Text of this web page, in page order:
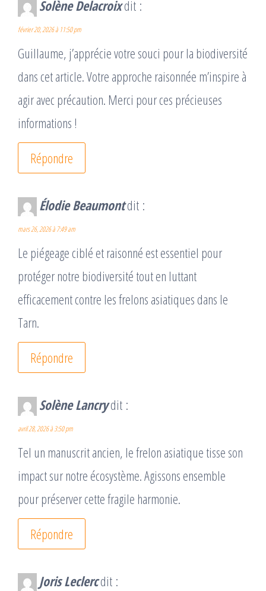
Solène Delacroixdit :
février 20, 2026 à 11:50 pm
Guillaume, j’apprécie votre souci pour la biodiversité
dans cet article. Votre approche raisonnée m’inspire à
agir avec précaution. Merci pour ces précieuses
informations !
Répondre
Élodie Beaumontdit :
mars 26, 2026 à 7:49 am
Le piégeage ciblé et raisonné est essentiel pour
protéger notre biodiversité tout en luttant
efficacement contre les frelons asiatiques dans le
Tarn.
Répondre
Solène Lancrydit :
avril 28, 2026 à 3:50 pm
Tel un manuscrit ancien, le frelon asiatique tisse son
impact sur notre écosystème. Agissons ensemble
pour préserver cette fragile harmonie.
Répondre
Joris Leclercdit :